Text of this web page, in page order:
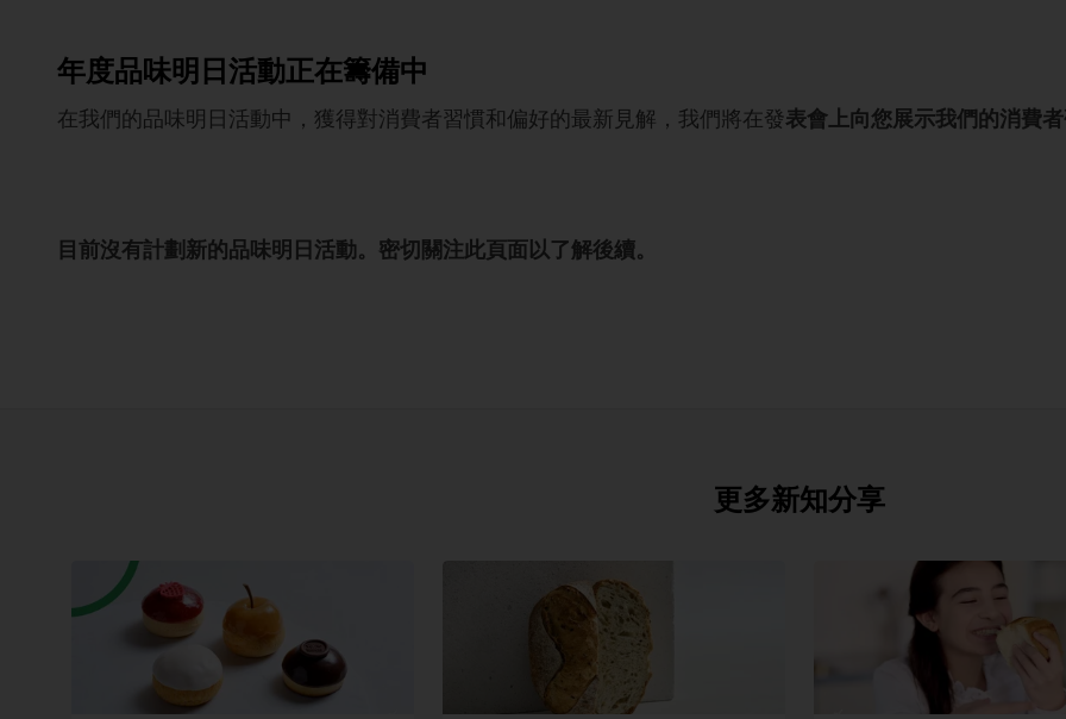
年度品味明日活動正在籌備中
在我們的品味明日活動中，獲得對消費者習慣和偏好的最新見解，我們將在發表會上向您展示我們的消費
目前沒有計劃新的品味明日活動。密切關注此頁面以了解後續。
更多新知分享